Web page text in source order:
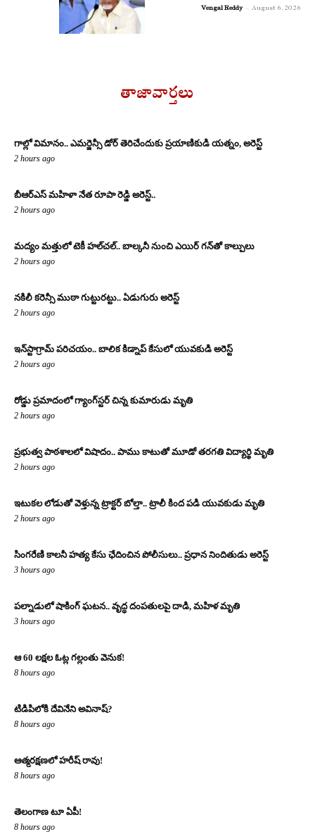
Vengal Reddy - August 6, 2026
తాజావార్తలు
గాల్లో విమానం.. ఎమర్జెన్సీ డోర్ తెరిచేందుకు ప్రయాణికుడి యత్నం, అరెస్ట్
2 hours ago
బీఆర్ఎస్ మహిళా నేత రూపా రెడ్డి అరెస్ట్..
2 hours ago
మద్యం మత్తులో టెకీ హల్‌చల్.. బాల్కనీ నుంచి ఎయిర్ గన్‌తో కాల్పులు
2 hours ago
నకిలీ కరెన్సీ ముఠా గుట్టురట్టు.. ఏడుగురు అరెస్ట్
2 hours ago
ఇన్‌స్టాగ్రామ్ పరిచయం.. బాలిక కిడ్నాప్ కేసులో యువకుడి అరెస్ట్
2 hours ago
రోడ్డు ప్రమాదంలో గ్యాంగ్‌స్టర్ చిన్న కుమారుడు మృతి
2 hours ago
ప్రభుత్వ పాఠశాలలో విషాదం.. పాము కాటుతో మూడో తరగతి విద్యార్థి మృతి
2 hours ago
ఇటుకల లోడుతో వెళ్తున్న ట్రాక్టర్ బోల్తా.. ట్రాలీ కింద పడి యువకుడు మృతి
2 hours ago
సింగరేణి కాలనీ హత్య కేసు ఛేదించిన పోలీసులు.. ప్రధాన నిందితుడు అరెస్ట్
3 hours ago
పల్నాడులో షాకింగ్ ఘటన.. వృద్ధ దంపతులపై దాడి, మహిళ మృతి
3 hours ago
ఆ 60 లక్షల ఓట్ల గల్లంతు వెనుక!
8 hours ago
టిడిపిలోకి దేవినేని అవినాష్?
8 hours ago
ఆత్మరక్షణలో హరీష్ రావు!
8 hours ago
తెలంగాణ టూ ఏపీ!
8 hours ago